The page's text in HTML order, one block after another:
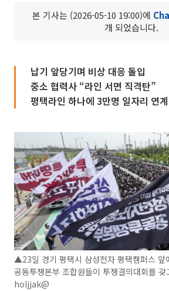
본 기사는 (2026-05-10 19:00)에
개 되었습니다.
납기 앞당기며 비상 대응 돌입
중소 협력사 “라인 서면 직격탄”
평택라인 하나에 3만명 일자리 연계
▲23일 경기 평택시 삼성전자 평택캠퍼스 앞
공동투쟁본부 조합원들이 투쟁결의대회를
holjjak@